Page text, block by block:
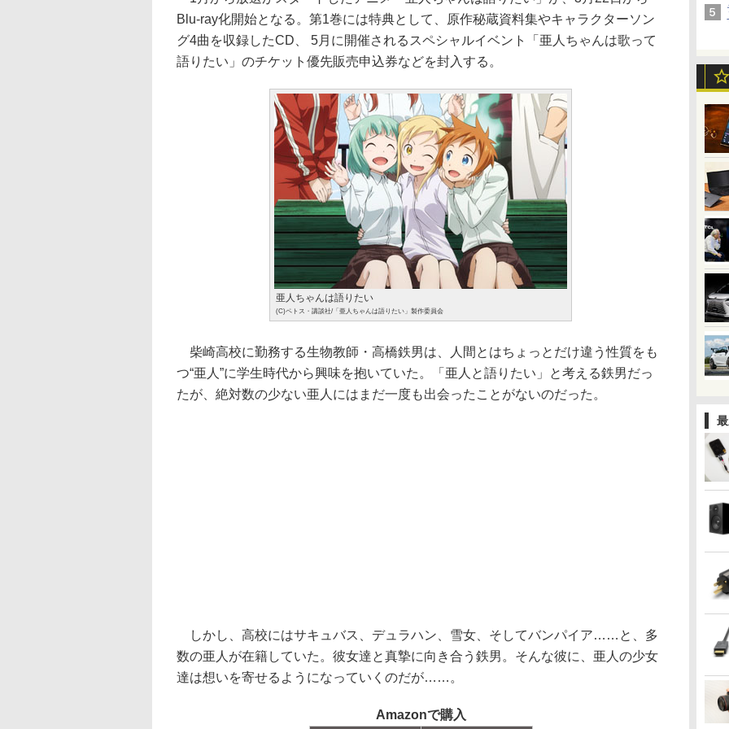
Blu-ray化開始となる。第1巻には特典として、原作秘蔵資料集やキャラクターソン
グ4曲を収録したCD、 5月に開催されるスペシャルイベント「亜人ちゃんは歌って
語りたい」のチケット優先販売申込券などを封入する。
亜人ちゃんは語りたい
(C)ペトス・講談社/「亜人ちゃんは語りたい」製作委員会
柴崎高校に勤務する生物教師・高橋鉄男は、人間とはちょっとだけ違う性質をも
つ“亜人”に学生時代から興味を抱いていた。「亜人と語りたい」と考える鉄男だっ
たが、絶対数の少ない亜人にはまだ一度も出会ったことがないのだった。
しかし、高校にはサキュバス、デュラハン、雪女、そしてバンパイア……と、多
数の亜人が在籍していた。彼女達と真摯に向き合う鉄男。そんな彼に、亜人の少女
達は想いを寄せるようになっていくのだが……。
Amazonで購入